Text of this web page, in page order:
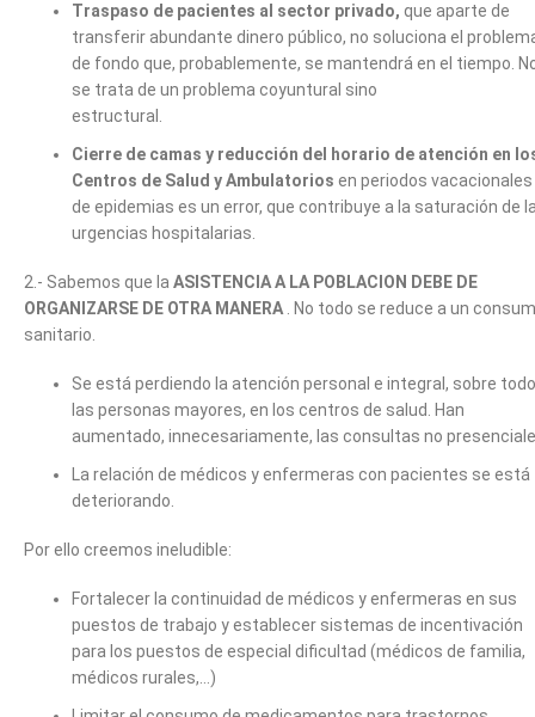
Traspaso de pacientes al sector privado, que aparte de
transferir abundante dinero público, no soluciona el
de fondo que, probablemente, se mantendrá en el tiempo.
se trata de un problema coyuntural sino
estructural.
Cierre de camas y reducción del horario de atención en
Centros de Salud y Ambulatorios en periodos vacacionales
de epidemias es un error, que contribuye a la saturación de
urgencias hospitalarias.
2.- Sabemos que la ASISTENCIA A LA POBLACION DEBE DE
ORGANIZARSE DE OTRA MANERA. No todo se reduce a un
sanitario.
Se está perdiendo la atención personal e integral, sobre
las personas mayores, en los centros de salud. Han
aumentado, innecesariamente, las consultas no
La relación de médicos y enfermeras con pacientes se está
deteriorando.
Por ello creemos ineludible:
Fortalecer la continuidad de médicos y enfermeras en sus
puestos de trabajo y establecer sistemas de incentivación
para los puestos de especial dificultad (médicos de familia,
médicos rurales,…)